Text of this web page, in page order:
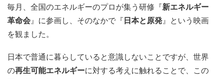
毎月、全国のエネルギーのプロが集う研修『新エネルギー
革命会 』に参画し、そのなかで『 日本と原発 』という映画
を観ました。
日本で普通に暮らしていると意識しないことですが、世界
の再生可能エネルギーに対する考えに触れることで、この